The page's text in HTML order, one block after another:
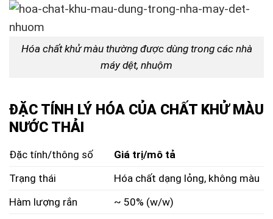
Hóa chất khử màu thường được dùng trong các nhà
máy dệt, nhuộm
ĐẶC TÍNH LÝ HÓA CỦA CHẤT KHỬ MÀU
NƯỚC THẢI
Đặc tính/thông số
Giá trị/mô tả
Trạng thái
Hóa chất dạng lỏng, không màu
Hàm lượng rắn
~ 50% (w/w)